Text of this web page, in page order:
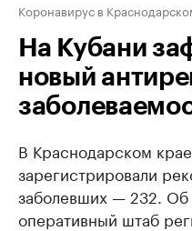
Коронавирус в
На Кубани
новый
В Краснодарском
зарегистрировали
заболевших — 232.
оперативный штаб